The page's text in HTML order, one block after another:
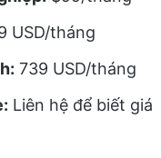
USD/tháng
739 USD/tháng
Liên hệ để biết giá